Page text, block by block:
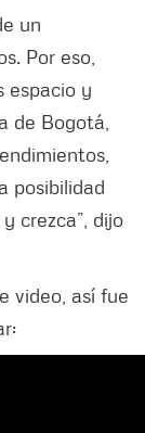
un
Por eso,
espacio y
de Bogotá,
posibilidad
crezca”, dijo
video, así fue